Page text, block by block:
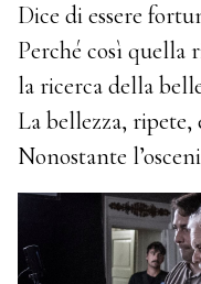
Dice di essere
Perché così quella
la ricerca della
La bellezza, ripete,
Nonostante